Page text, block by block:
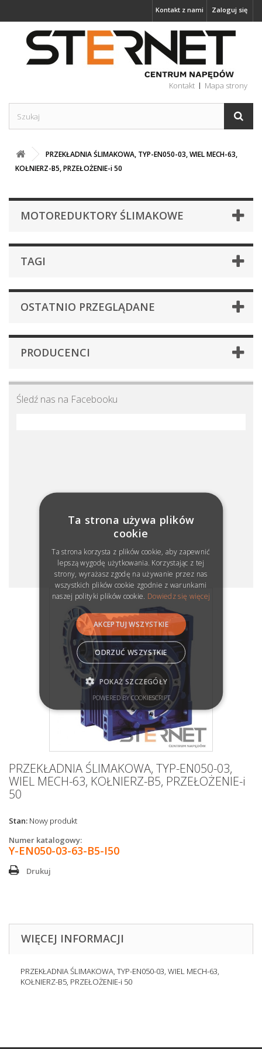
Zaloguj się
Kontakt z nami
Kontakt Mapa strony
PRZEKŁADNIA ŚLIMAKOWA, TYP-EN050-03, WIEL MECH-63,
KOŁNIERZ-B5, PRZEŁOŻENIE-i 50
MOTOREDUKTORY ŚLIMAKOWE
TAGI
OSTATNIO PRZEGLĄDANE
PRODUCENCI
Śledź nas na Facebooku
PRZEKŁADNIA ŚLIMAKOWA, TYP-EN050-03,
WIEL MECH-63, KOŁNIERZ-B5, PRZEŁOŻENIE-i
50
Stan: Nowy produkt
Numer katalogowy:
Y-EN050-03-63-B5-I50
Drukuj
WIĘCEJ INFORMACJI
PRZEKŁADNIA ŚLIMAKOWA, TYP-EN050-03, WIEL MECH-63,
KOŁNIERZ-B5, PRZEŁOŻENIE-i 50
Ta strona używa plików
cookie
Ta strona korzysta z plików cookie, aby zapewnić
lepszą wygodę użytkowania. Korzystając z tej
strony, wyrażasz zgodę na używanie przez nas
wszystkich plików cookie zgodnie z warunkami
naszej polityki plików cookie. Dowiedz się więcej
AKCEPTUJ WSZYSTKIE
ODRZUĆ WSZYSTKIE
POKAŻ SZCZEGÓŁY
POWERED BY COOKIESCRIPT